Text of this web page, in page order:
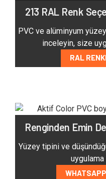
213 RAL Renk
PVC ve alüminyum
inceleyin, size
RAL
Renginden Emin
Yüzey tipini ve